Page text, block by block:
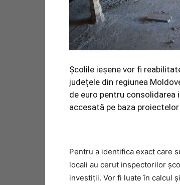
Școlile ieșene vor fi
județele din regiunea
de euro pentru
accesată pe baza
Pentru a identifica exact care
locali au cerut inspectorilor
investiții. Vor fi luate în calcul